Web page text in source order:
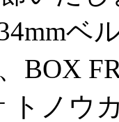
ベ
BOX
トノウ